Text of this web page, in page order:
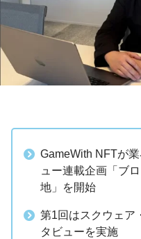
GameWith NFTが
ュー連載企画「ブ
地」を開始
第1回はスクウェア
タビューを実施